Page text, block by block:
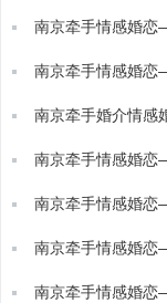
南京牵手情感婚
南京牵手情感婚
南京牵手婚介情
南京牵手情感婚
南京牵手情感婚恋
南京牵手情感婚恋
南京牵手情感婚